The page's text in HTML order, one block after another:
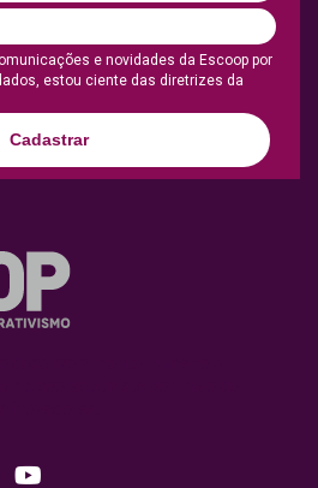
e novidades da Escoop por
estou ciente das diretrizes da
Cadastrar